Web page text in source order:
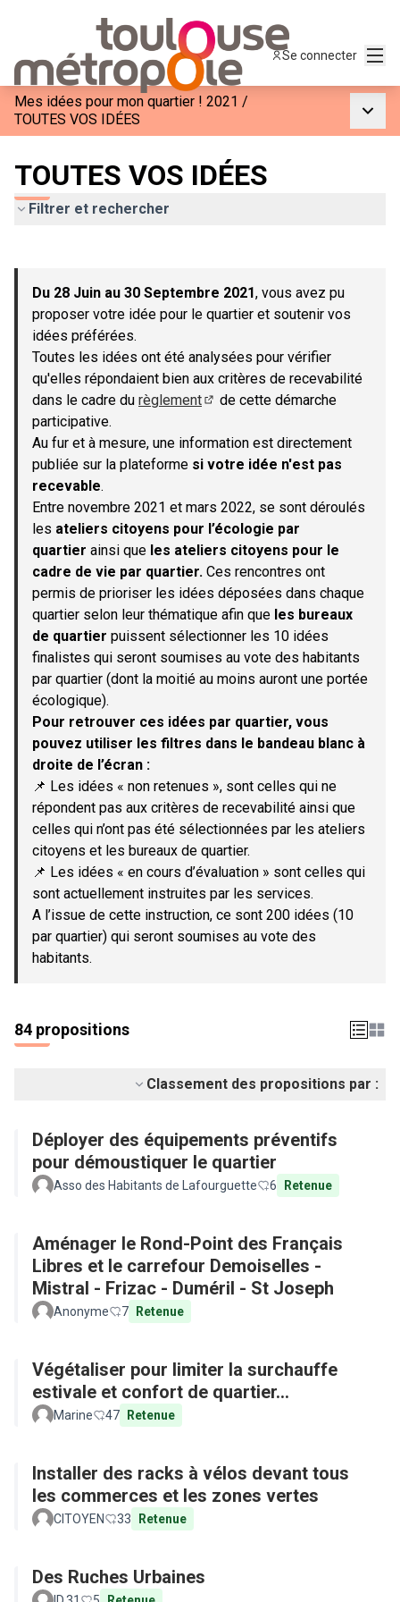
Se connecter
Mes idées pour mon quartier ! 2021 /
TOUTES VOS IDÉES
TOUTES VOS IDÉES
Filtrer et rechercher
−
Du 28 Juin au 30 Septembre 2021, vous avez pu
proposer votre idée pour le quartier et soutenir vos
idées préférées.
Toutes les idées ont été analysées pour vérifier
qu'elles répondaient bien aux critères de recevabilité
dans le cadre du règlement
de cette démarche
participative.
Au fur et à mesure, une information est directement
publiée sur la plateforme si votre idée n'est pas
recevable.
Entre novembre 2021 et mars 2022, se sont déroulés
les ateliers citoyens pour l’écologie par
quartier ainsi que les ateliers citoyens pour le
cadre de vie par quartier. Ces rencontres ont
permis de prioriser les idées déposées dans chaque
quartier selon leur thématique afin que les bureaux
de quartier puissent sélectionner les 10 idées
finalistes qui seront soumises au vote des habitants
par quartier (dont la moitié au moins auront une portée
écologique).
Pour retrouver ces idées par quartier, vous
pouvez utiliser les filtres dans le bandeau blanc à
droite de l’écran :
📌 Les idées « non retenues », sont celles qui ne
répondent pas aux critères de recevabilité ainsi que
celles qui n’ont pas été sélectionnées par les ateliers
citoyens et les bureaux de quartier.
📌 Les idées « en cours d’évaluation » sont celles qui
sont actuellement instruites par les services.
A l’issue de cette instruction, ce sont 200 idées (10
par quartier) qui seront soumises au vote des
habitants.
84 propositions
Classement des propositions par :
Déployer des équipements préventifs
pour démoustiquer le quartier
Asso des Habitants de Lafourguette 6 Retenue
Aménager le Rond-Point des Français
Libres et le carrefour Demoiselles -
Mistral - Frizac - Duméril - St Joseph
Anonyme 7 Retenue
Végétaliser pour limiter la surchauffe
estivale et confort de quartier...
Marine 47 Retenue
Installer des racks à vélos devant tous
les commerces et les zones vertes
CITOYEN 33 Retenue
Des Ruches Urbaines